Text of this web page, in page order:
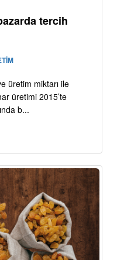
tercih
üretim miktarı ile
üretimi 2015’te
b...